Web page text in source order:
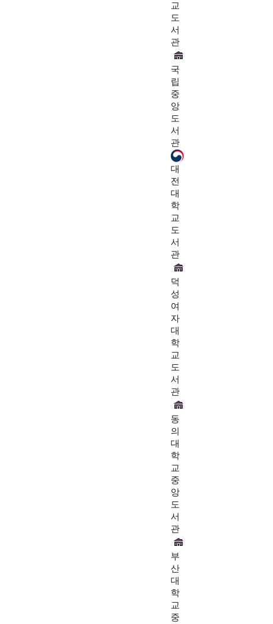
교
도
서
관
국
립
중
앙
도
서
관
대
전
대
학
교
도
서
관
덕
성
여
자
대
학
교
도
서
관
동
의
대
학
교
중
앙
도
서
관
부
산
대
학
교
중